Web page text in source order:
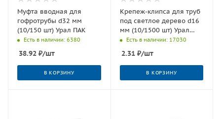
Муфта вводная для
гофротрубы d32 мм
(10/150 шт) Урал ПАК
Есть в наличии: 6380
38.92 ₽/шт
В КОРЗИНУ
Крепеж-клипса для труб
под светлое дерево d16
мм (10/1500 шт) Урал
ПАКЕсть в наличии: 17030
2.31₽/шт
В КОРЗИНУ